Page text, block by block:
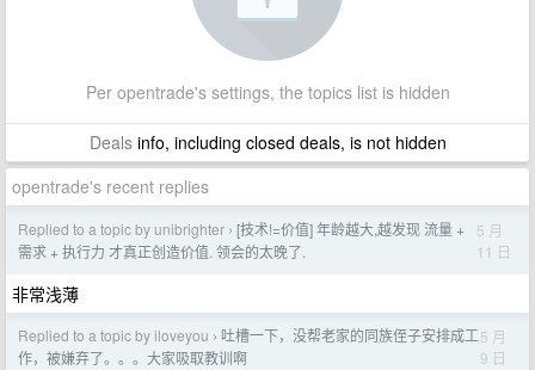
Per opentrade's settings, the topics list is hidden
Dealsinfo, including closed deals, is not hidden
opentrade's recent replies
Replied to a topic by unibrighter › [技术!=价值] 年龄越大,越发现 流量 +
需求 + 执行力 才真正创造价值. 领会的太晚了.
5 月
11 日
非常浅薄
Replied to a topic by iloveyou › 吐槽一下，没帮老家的同族侄子安排成工
作，被嫌弃了。。。大家吸取教训啊
5 月
9 日